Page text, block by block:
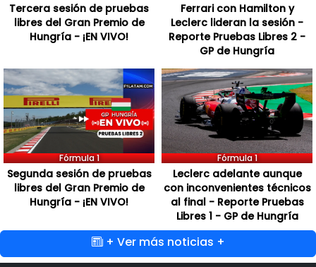
Tercera sesión de pruebas
libres del Gran Premio de
Hungría - ¡EN VIVO!
Ferrari con Hamilton y
Leclerc lideran la sesión -
Reporte Pruebas Libres 2 -
GP de Hungría
Fórmula 1
Segunda sesión de pruebas
libres del Gran Premio de
Hungría - ¡EN VIVO!
Fórmula 1
Leclerc adelante aunque
con inconvenientes técnicos
al final - Reporte Pruebas
Libres 1 - GP de Hungría
+ Ver más noticias +